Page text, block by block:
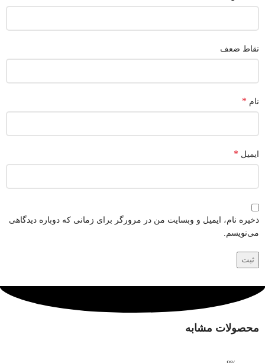
نقاط ضعف
نام *
ایمیل *
ذخیره نام، ایمیل و وبسایت من در مرورگر برای زمانی که دوباره دیدگاهی
می‌نویسم.
محصولات مشابه